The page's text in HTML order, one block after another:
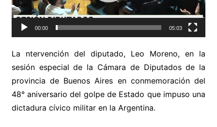
00:00 05:03
La ntervención del diputado, Leo Moreno, en la
sesión especial de la Cámara de Diputados de la
provincia de Buenos Aires en conmemoración del
48° aniversario del golpe de Estado que impuso una
dictadura cívico militar en la Argentina.